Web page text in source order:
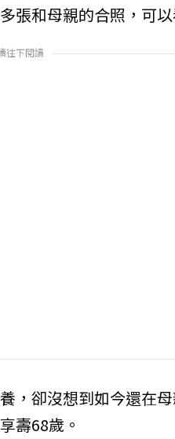
張和母親的合照，可以
往下閱讀
，卻沒想到如今還在
壽68歲。